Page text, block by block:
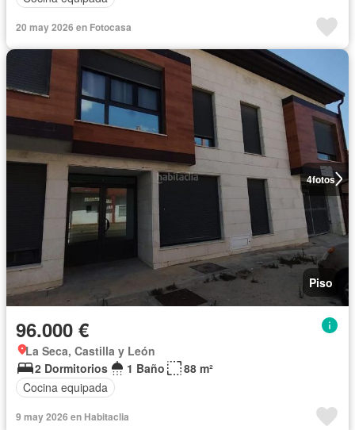
20 may 2026 en Fotocasa
4fotos
Piso
96.000 €
La Seca, Castilla y León
2 Dormitorios
1 Baño
88 m²
Cocina equipada
9 may 2026 en Habitaclia